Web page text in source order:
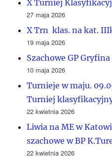
X Turniej
27 maja 2026
X Trn klas. na kat.
19 maja 2026
Szachowe GP
10 maja 2026
Turnieje w maju.
Turniej
22 kwietnia 2026
Liwia na ME w
szachowe w BP
22 kwietnia 2026